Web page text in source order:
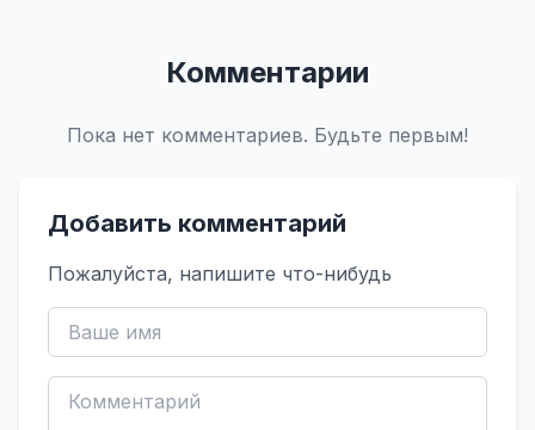
Комментарии
Пока нет комментариев. Будьте первым!
Добавить комментарий
Пожалуйста, напишите что-нибудь